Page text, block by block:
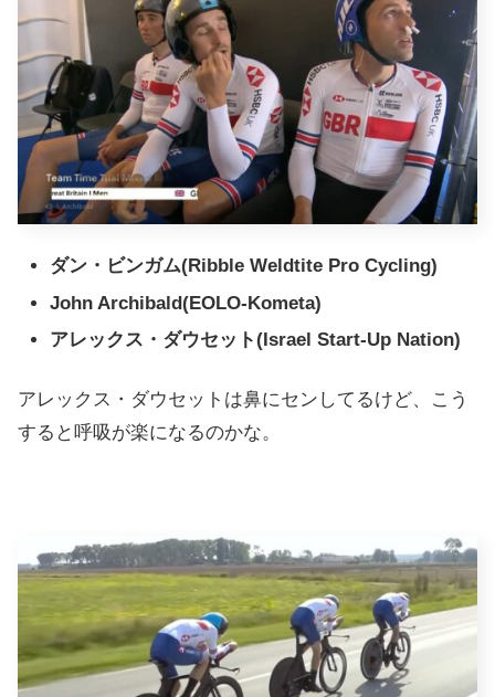
ダン・ビンガム(Ribble Weldtite Pro Cycling)
John Archibald(EOLO-Kometa)
アレックス・ダウセット(Israel Start-Up Nation)
アレックス・ダウセットは鼻にセンしてるけど、こう
すると呼吸が楽になるのかな。